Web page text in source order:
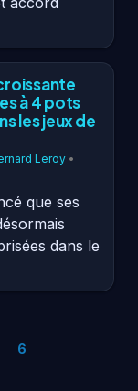
à 4 pots
les jeux de
Leroy •
que ses
dans le
6